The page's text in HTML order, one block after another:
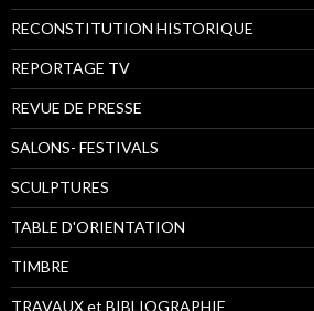
RECONSTITUTION HISTORIQUE
REPORTAGE TV
REVUE DE PRESSE
SALONS- FESTIVALS
SCULPTURES
TABLE D'ORIENTATION
TIMBRE
TRAVAUX et BIBLIOGRAPHIE